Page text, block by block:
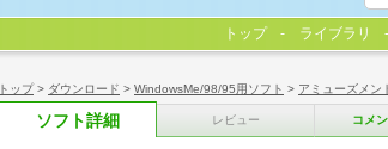
トップ> ダウンロード > WindowsMe/98/95用ソフト > アミューズメン
ソフト詳細 レビュー コメ
トップ ライブラリ